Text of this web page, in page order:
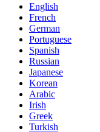
English
French
German
Portuguese
Spanish
Russian
Japanese
Korean
Arabic
Irish
Greek
Turkish